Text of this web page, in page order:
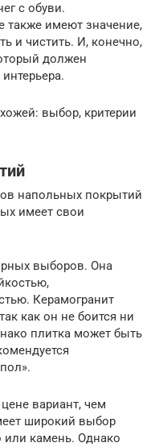
с обуви.
также имеют значение,
и чистить. И, конечно,
должен
напольных покрытий
имеет свои
выборов. Она
Керамогранит
как он не боится ни
плитка может быть
вариант, чем
широкий выбор
камень. Однако